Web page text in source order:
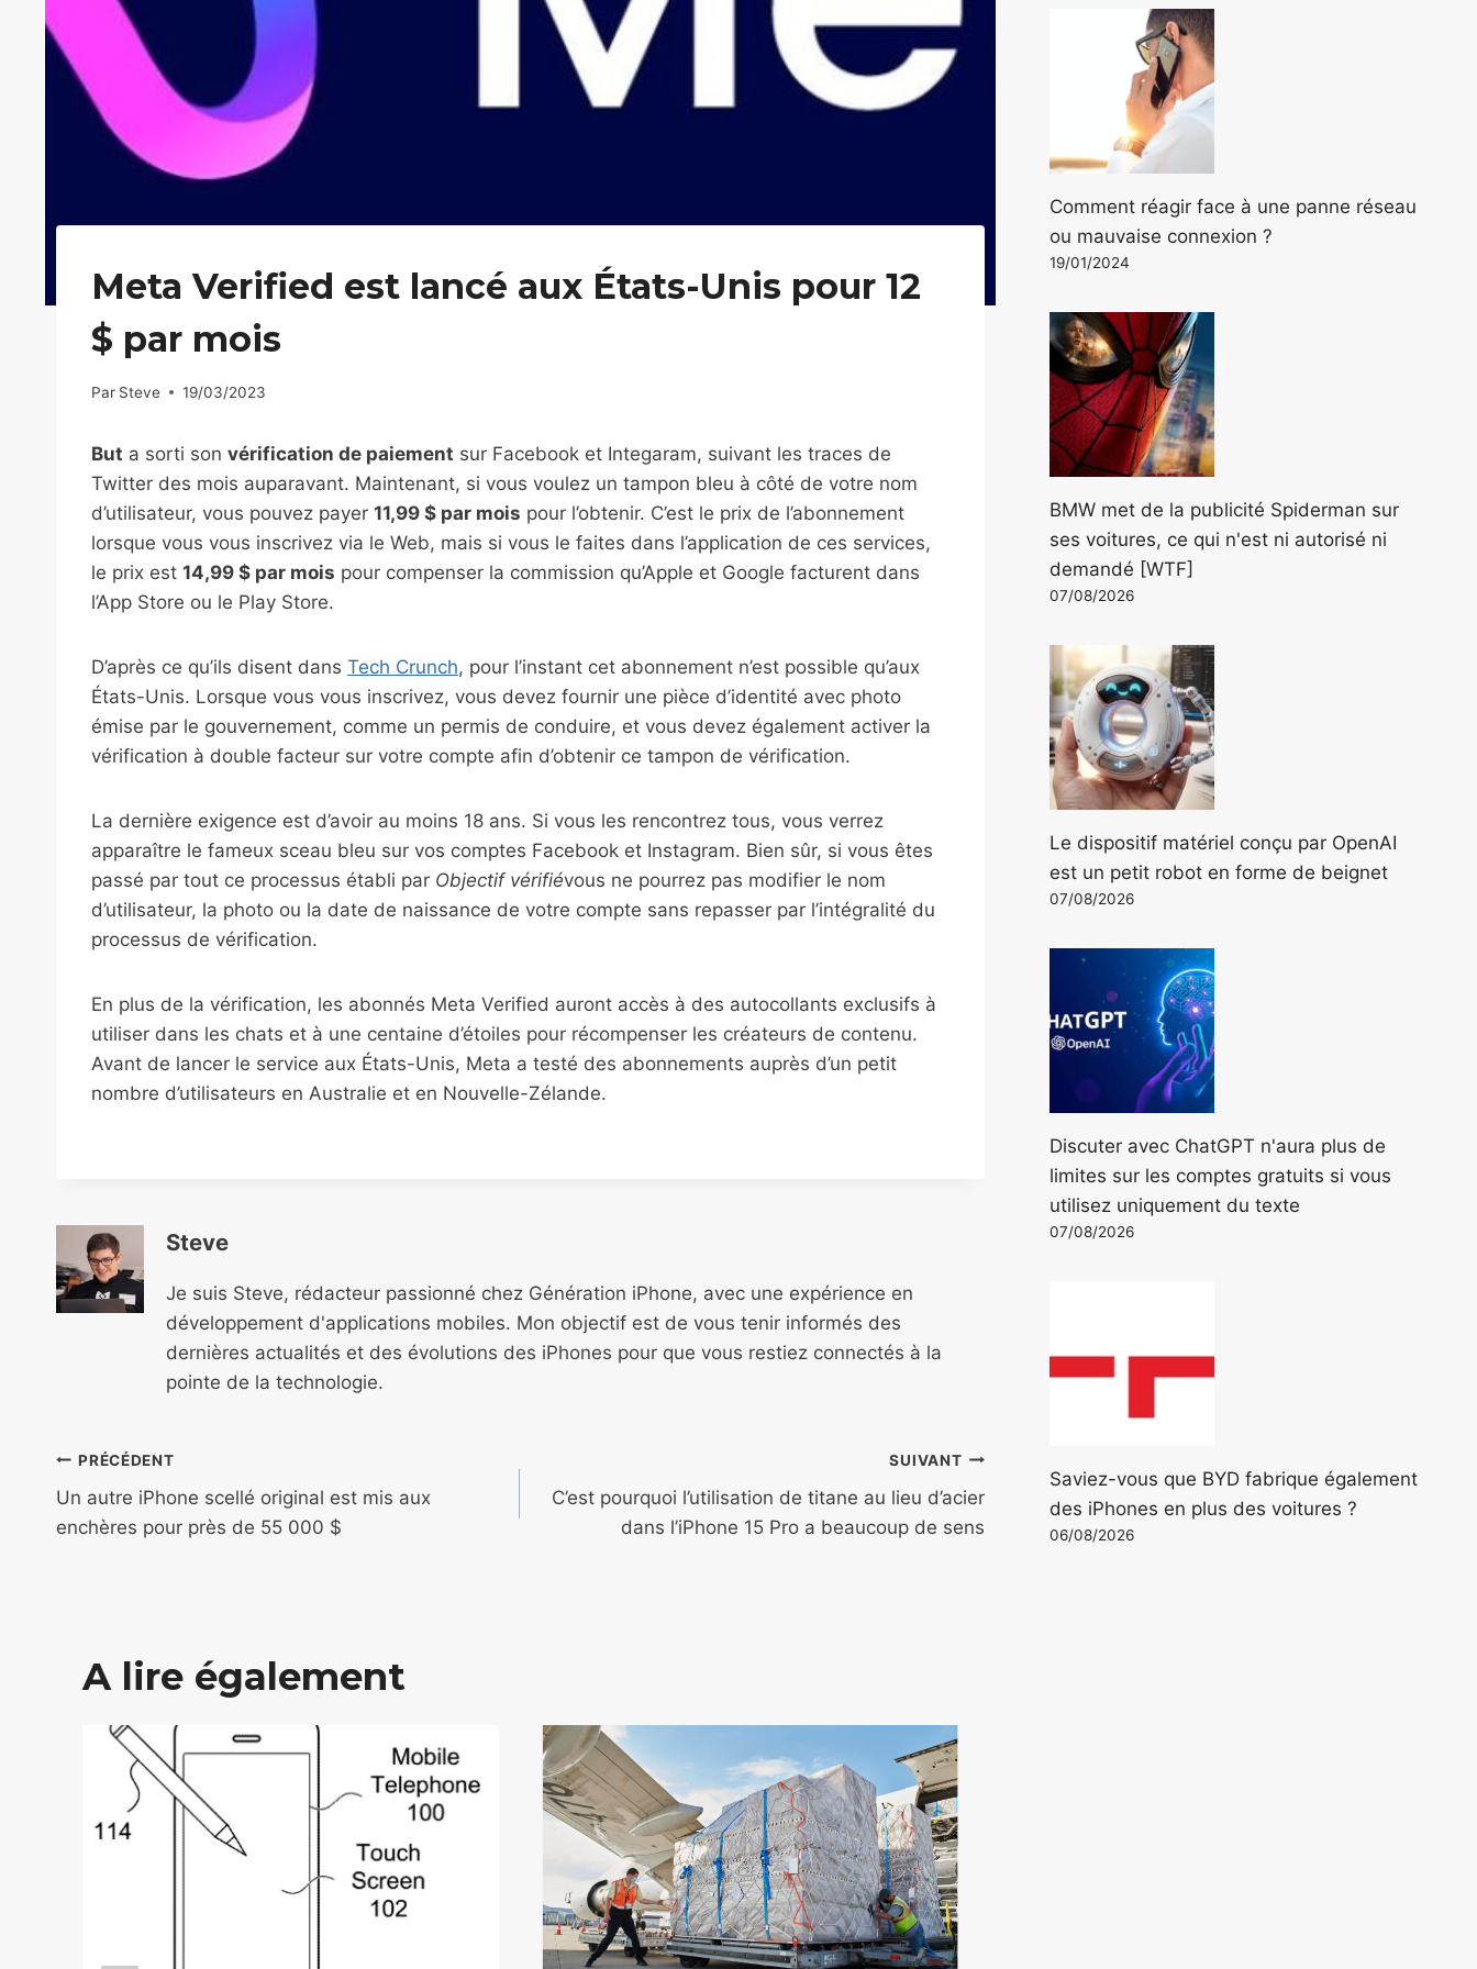
Meta Verified est lancé aux États-Unis pour 12
$ par mois
Par Steve 19/03/2023
But a sorti son vérification de paiement sur Facebook et Integaram, suivant les traces de
Twitter des mois auparavant. Maintenant, si vous voulez un tampon bleu à côté de votre nom
d’utilisateur, vous pouvez payer 11,99 $ par mois pour l’obtenir. C’est le prix de l’abonnement
lorsque vous vous inscrivez via le Web, mais si vous le faites dans l’application de ces services,
le prix est 14,99 $ par mois pour compenser la commission qu’Apple et Google facturent dans
l’App Store ou le Play Store.
D’après ce qu’ils disent dans Tech Crunch, pour l’instant cet abonnement n’est possible qu’aux
États-Unis. Lorsque vous vous inscrivez, vous devez fournir une pièce d’identité avec photo
émise par le gouvernement, comme un permis de conduire, et vous devez également activer la
vérification à double facteur sur votre compte afin d’obtenir ce tampon de vérification.
La dernière exigence est d’avoir au moins 18 ans. Si vous les rencontrez tous, vous verrez
apparaître le fameux sceau bleu sur vos comptes Facebook et Instagram. Bien sûr, si vous êtes
passé par tout ce processus établi par Objectif vérifiévous ne pourrez pas modifier le nom
d’utilisateur, la photo ou la date de naissance de votre compte sans repasser par l’intégralité du
processus de vérification.
En plus de la vérification, les abonnés Meta Verified auront accès à des autocollants exclusifs à
utiliser dans les chats et à une centaine d’étoiles pour récompenser les créateurs de contenu.
Avant de lancer le service aux États-Unis, Meta a testé des abonnements auprès d’un petit
nombre d’utilisateurs en Australie et en Nouvelle-Zélande.
Steve
Je suis Steve, rédacteur passionné chez Génération iPhone, avec une expérience en
développement d'applications mobiles. Mon objectif est de vous tenir informés des
dernières actualités et des évolutions des iPhones pour que vous restiez connectés à la
pointe de la technologie.
Navigation
de
l’article
PRÉCÉDENT
Un autre iPhone scellé original est mis aux
enchères pour près de 55 000 $
SUIVANT
C’est pourquoi l’utilisation de titane au lieu d’acier
dans l’iPhone 15 Pro a beaucoup de sens
A lire également
Comment réagir face à une panne réseau
ou mauvaise connexion ?
19/01/2024
BMW met de la publicité Spiderman sur
ses voitures, ce qui n'est ni autorisé ni
demandé [WTF]
07/08/2026
Le dispositif matériel conçu par OpenAI
est un petit robot en forme de beignet
07/08/2026
Discuter avec ChatGPT n'aura plus de
limites sur les comptes gratuits si vous
utilisez uniquement du texte
07/08/2026
Saviez-vous que BYD fabrique également
des iPhones en plus des voitures ?
06/08/2026